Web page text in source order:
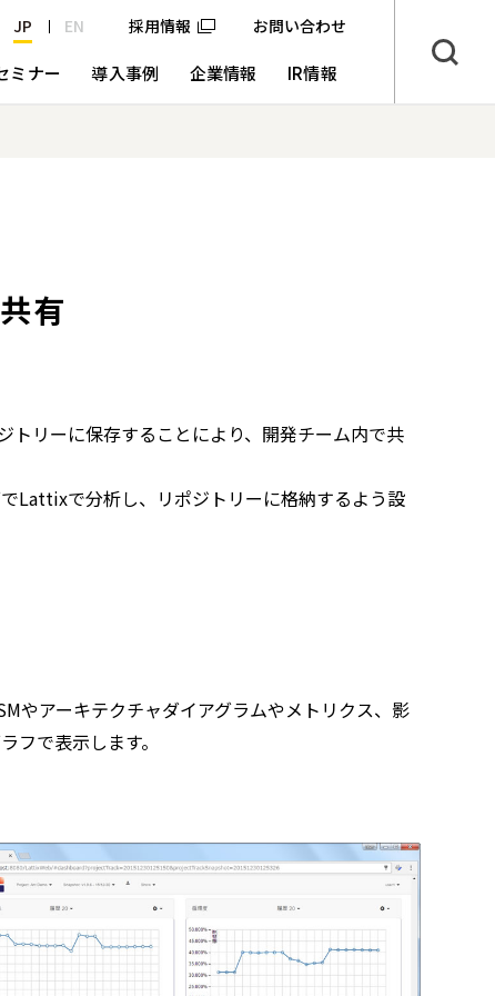
お問い合わせ
JP EN 採用情報
ミナー 導入事例 企業情報 IR情報
有
リーに保存することにより、開発チーム内で共
Lattixで分析し、リポジトリーに格納するよう設
やアーキテクチャダイアグラムやメトリクス、影
フで表示します。